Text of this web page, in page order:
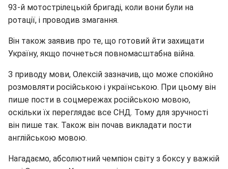
93-й мотострілецькій бригаді, коли вони були на
ротації, і проводив змагання.
Він також заявив про те, що готовий йти захищати
Україну, якщо почнеться повномасштабна війна.
З приводу мови, Олексій зазначив, що може спокійно
розмовляти російською і українською. При цьому він
пише пости в соцмережах російською мовою,
оскільки їх переглядає все СНД. Тому для зручності
він пише так. Також він почав викладати пости
англійською мовою.
Нагадаємо, абсолютний чемпіон світу з боксу у важкій